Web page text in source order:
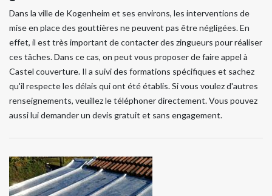
Dans la ville de Kogenheim et ses environs, les interventions de
mise en place des gouttières ne peuvent pas être négligées. En
effet, il est très important de contacter des zingueurs pour réaliser
ces tâches. Dans ce cas, on peut vous proposer de faire appel à
Castel couverture. Il a suivi des formations spécifiques et sachez
qu'il respecte les délais qui ont été établis. Si vous voulez d'autres
renseignements, veuillez le téléphoner directement. Vous pouvez
aussi lui demander un devis gratuit et sans engagement.